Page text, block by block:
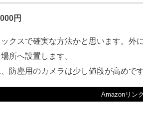
円
クスで確実な方法かと思います。外
所へ設置します。
防塵用のカメラは少し値段が高めで
Amazonリンク